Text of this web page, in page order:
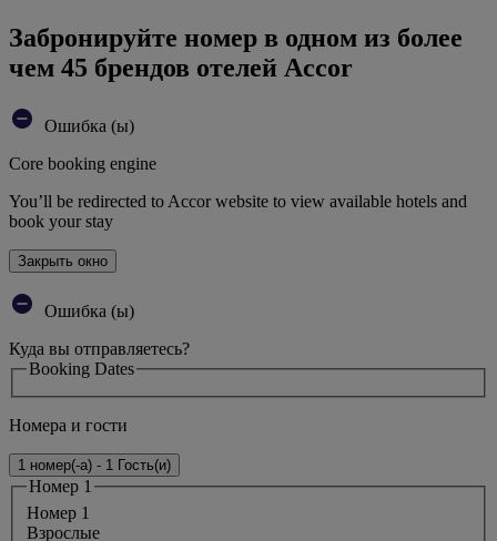
Забронируйте номер в одном из более
чем 45 брендов отелей Accor
Ошибка (ы)
Core booking engine
You’ll be redirected to Accor website to view available hotels and
book your stay
Закрыть окно
Ошибка (ы)
Куда вы отправляетесь?
Booking Dates
Номера и гости
1 номер(-а) - 1 Гость(и)
Номер 1
Номер 1
Bзрослые